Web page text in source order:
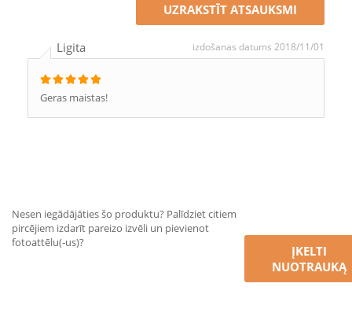
UZRAKSTĪT ATSAUKSMI
Ligita izdošanas datums 2018/11/01
Geras maistas!
Nesen iegādājāties šo produktu? Palīdziet citiem
pircējiem izdarīt pareizo izvēli un pievienot
fotoattēlu(-us)?
ĮKELTI
NUOTRAUKĄ